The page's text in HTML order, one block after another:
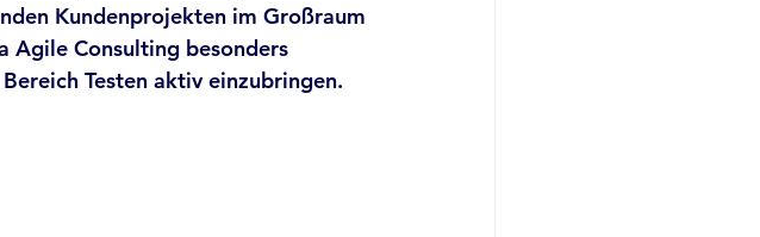
Kundenprojekten im Großraum
Agile Consulting besonders
Testen aktiv einzubringen.